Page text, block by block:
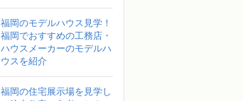
福岡のモデルハウス見学！
福岡でおすすめの工務店・
ハウスメーカーのモデルハ
ウスを紹介
福岡の住宅展示場を見学し